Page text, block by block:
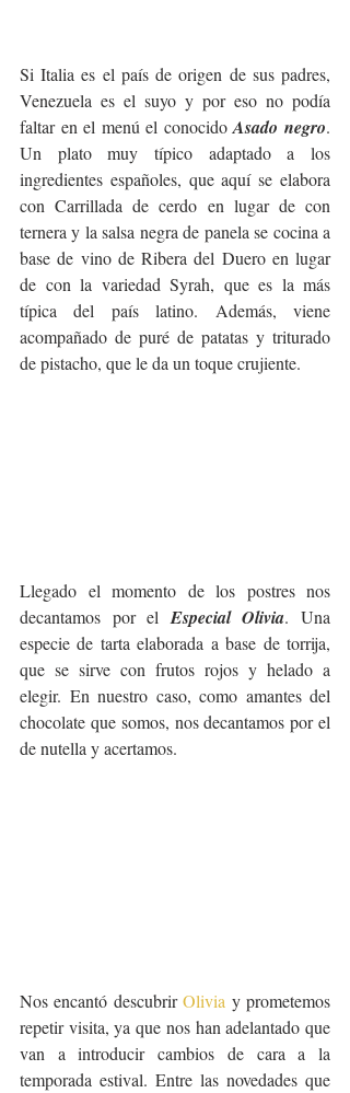
Si Italia es el país de origen de sus padres,
Venezuela es el suyo y por eso no podía
faltar en el menú el conocido Asado negro.
Un plato muy típico adaptado a los
ingredientes españoles, que aquí se elabora
con Carrillada de cerdo en lugar de con
ternera y la salsa negra de panela se cocina a
base de vino de Ribera del Duero en lugar
de con la variedad Syrah, que es la más
típica del país latino. Además, viene
acompañado de puré de patatas y triturado
de pistacho, que le da un toque crujiente.
Llegado el momento de los postres nos
decantamos por el Especial Olivia. Una
especie de tarta elaborada a base de torrija,
que se sirve con frutos rojos y helado a
elegir. En nuestro caso, como amantes del
chocolate que somos, nos decantamos por el
de nutella y acertamos.
Nos encantó descubrir Olivia y prometemos
repetir visita, ya que nos han adelantado que
van a introducir cambios de cara a la
temporada estival. Entre las novedades que